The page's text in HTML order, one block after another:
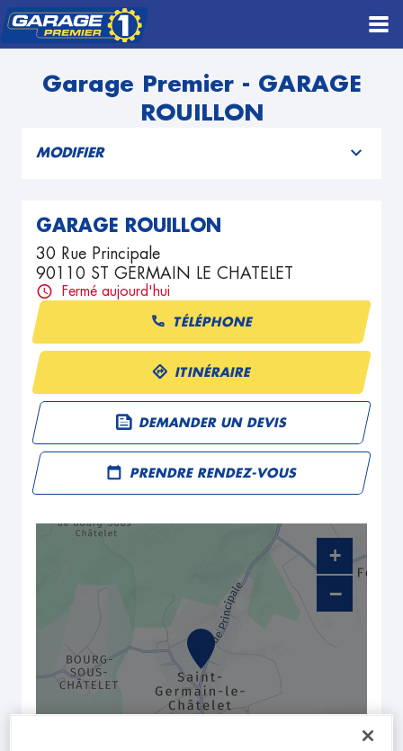
Garage Premier - GARAGE
ROUILLON
MODIFIER
GARAGE ROUILLON
30 Rue Principale
90110 ST GERMAIN LE CHATELET
Fermé aujourd'hui
TÉLÉPHONE
ITINÉRAIRE
DEMANDER UN DEVIS
PRENDRE RENDEZ-VOUS
+
−